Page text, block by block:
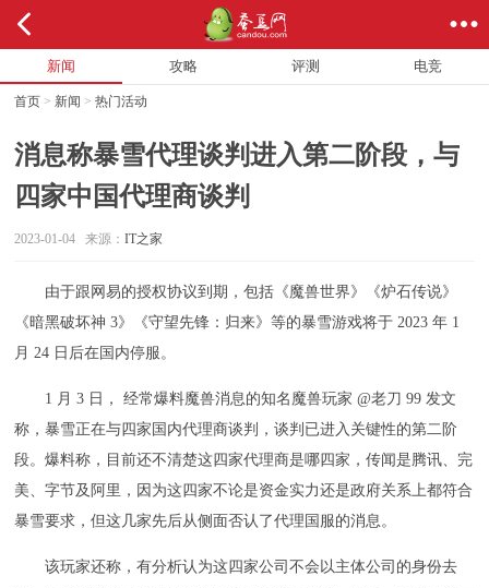
新闻 攻略 评测 电竞
首页 > 新闻 >热门活动
消息称暴雪代理谈判进入第二阶段，与
四家中国代理商谈判
2023-01-04 来源：IT之家
由于跟网易的授权协议到期，包括《魔兽世界》《炉石传说》
《暗黑破坏神 3》《守望先锋：归来》等的暴雪游戏将于 2023 年 1
月 24 日后在国内停服。
1 月 3 日， 经常爆料魔兽消息的知名魔兽玩家 @老刀 99 发文
称，暴雪正在与四家国内代理商谈判，谈判已进入关键性的第二阶
段。爆料称，目前还不清楚这四家代理商是哪四家，传闻是腾讯、完
美、字节及阿里，因为这四家不论是资金实力还是政府关系上都符合
暴雪要求，但这几家先后从侧面否认了代理国服的消息。
该玩家还称，有分析认为这四家公司不会以主体公司的身份去